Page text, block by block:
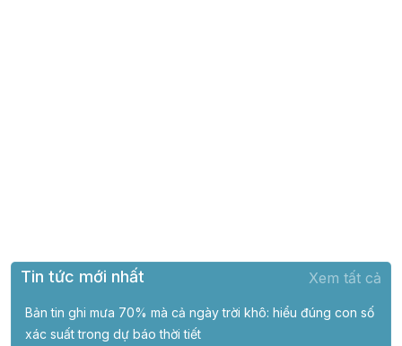
Tin tức mới nhất Xem tất cả
Bản tin ghi mưa 70% mà cả ngày trời khô: hiểu đúng con số
xác suất trong dự báo thời tiết